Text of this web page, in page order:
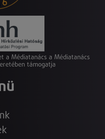
a Médiatanács a Médiatanács
támogatja